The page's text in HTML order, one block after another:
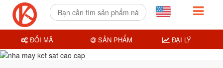
ĐỔI MÃ SẢN PHẨM ĐẠI LÝ